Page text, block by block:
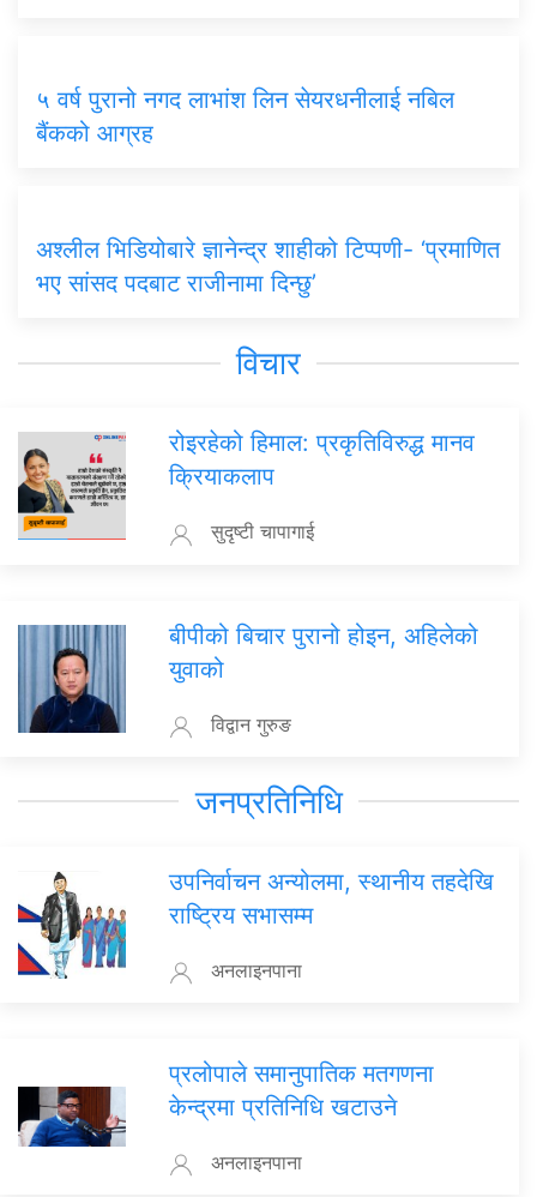
५ वर्ष पुरानो नगद लाभांश लिन सेयरधनीलाई नबिल
बैंकको आग्रह
अश्लील भिडियोबारे ज्ञानेन्द्र शाहीको टिप्पणी- ‘प्रमाणित
भए सांसद पदबाट राजीनामा दिन्छु’
विचार
रोइरहेको हिमाल: प्रकृतिविरुद्ध मानव
क्रियाकलाप
सुदृष्टी चापागाई
बीपीको बिचार पुरानो होइन, अहिलेको
युवाको
विद्वान गुरुङ
जनप्रतिनिधि
उपनिर्वाचन अन्योलमा, स्थानीय तहदेखि
राष्ट्रिय सभासम्म
अनलाइनपाना
प्रलोपाले समानुपातिक मतगणना
केन्द्रमा प्रतिनिधि खटाउने
अनलाइनपाना